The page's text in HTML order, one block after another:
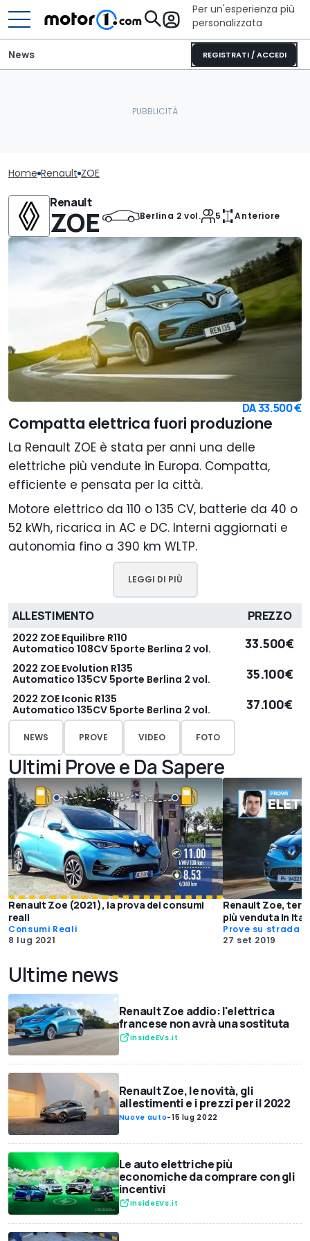
Per un'esperienza più
personalizzata
REGISTRATI / ACCEDI
News
Home Renault ZOE
Renault
ZOE Berlina 2 vol. 5 Anteriore
DA33.500 €
Compatta elettrica fuori produzione
La Renault ZOE è stata per anni una delle
elettriche più vendute in Europa. Compatta,
efficiente e pensata per la città.
Motore elettrico da 110 o 135 CV, batterie da 40 o
52 kWh, ricarica in AC e DC. Interni aggiornati e
autonomia fino a 390 km WLTP.
LEGGI DI PIÙ
ALLESTIMENTO PREZZO
2022 ZOE Equilibre R110
Automatico 108CV 5porte Berlina 2 vol.
33.500€
2022 ZOE Evolution R135
Automatico 135CV 5porte Berlina 2 vol.
35.100€
2022 ZOE Iconic R135
Automatico 135CV 5porte Berlina 2 vol.
37.100€
NEWS PROVE VIDEO FOTO
Ultimi Prove e Da Sapere
Renault Zoe (2021), la prova dei consumi
reali
Consumi Reali
8 lug 2021
Renault Zoe,
più venduta in
Prove su strada
27 set 2019
Ultime news
Renault Zoe addio: l'elettrica
francese non avrà una sostituta
InsideEVs.it
Renault Zoe, le novità, gli
allestimenti e i prezzi per il 2022
Nuove auto-15 lug 2022
Le auto elettriche più
economiche da comprare con gli
incentivi
InsideEVs.it